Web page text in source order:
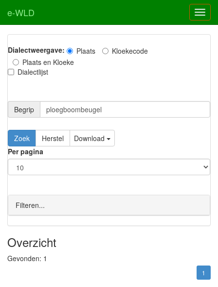
e-WLD
Dialectweergave: Plaats
Kloekecode
Plaats en Kloeke
Dialectlijst
Begrip
Zoek Herstel
Download
Per pagina
Filteren...
Overzicht
Gevonden: 1
1